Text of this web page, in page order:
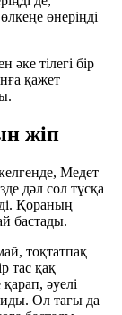
өнеріңді
әке тілегі бір
қажет
жіп
Медет
дәл сол тұсқа
Қораның
бастады.
тоқтатпақ
тас қақ
әуелі
Ол тағы да